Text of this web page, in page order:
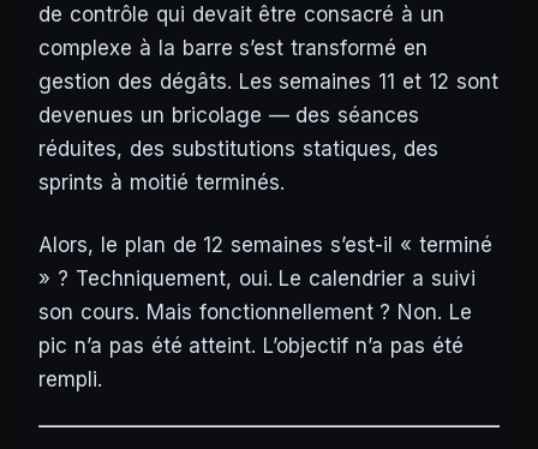
de contrôle qui devait être consacré à un
complexe à la barre s’est transformé en
gestion des dégâts. Les semaines 11 et 12 sont
devenues un bricolage — des séances
réduites, des substitutions statiques, des
sprints à moitié terminés.
Alors, le plan de 12 semaines s’est-il « terminé
» ? Techniquement, oui. Le calendrier a suivi
son cours. Mais fonctionnellement ? Non. Le
pic n’a pas été atteint. L’objectif n’a pas été
rempli.